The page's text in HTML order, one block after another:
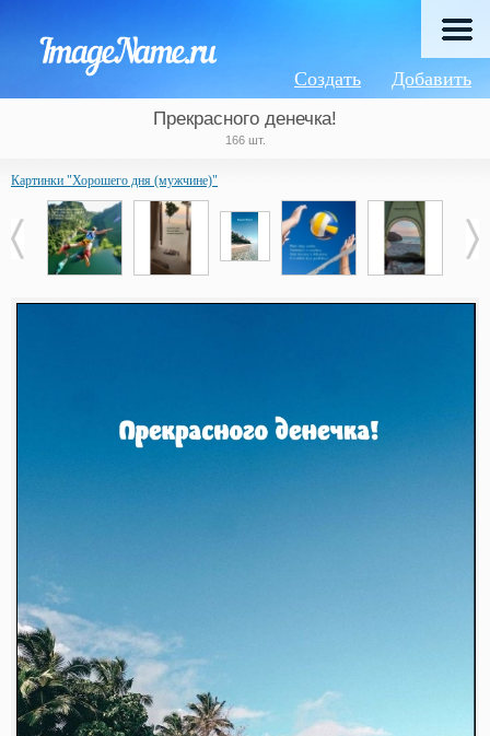
Добавить
Создать
Прекрасного денечка!
166 шт.
Картинки "Хорошего дня (мужчине)"